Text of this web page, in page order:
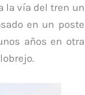
la vía del tren un
en un poste
años en otra